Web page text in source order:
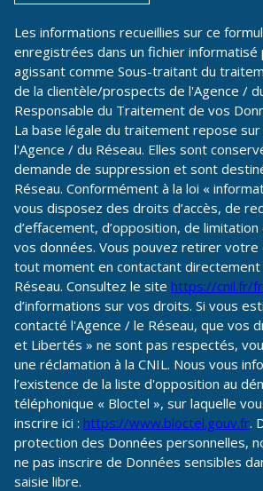
Les informations recueillies sur ce
enregistrées dans un fichier informatisé
agissant comme Sous-traitant du
de la clientèle/prospects de l'Agence /
Responsable du Traitement de vos
La base légale du traitement repose
l'Agence / du Réseau. Elles sont
demande de suppression et sont
Réseau. Conformément à la loi «
vous disposez des droits d’accès, de
d’effacement, d’opposition, de
vos données. Vous pouvez retirer votre
tout moment en contactant directement
Réseau. Consultez le site https://cnil.fr/fr
d’informations sur vos droits. Si vous
contacté l'Agence / le Réseau, que vos
et Libertés » ne sont pas respectés,
une réclamation à la CNIL. Nous vous
l’existence de la liste d'opposition au
téléphonique « Bloctel », sur laquelle
inscrire ici : https://www.bloctel.gouv.fr.
protection des Données personnelles,
ne pas inscrire de Données sensibles
saisie libre.